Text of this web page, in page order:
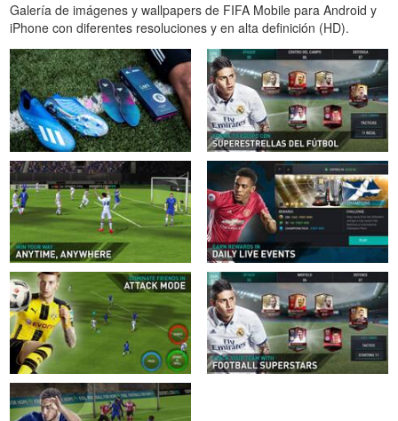
Galería de imágenes y wallpapers de FIFA Mobile para Android y
iPhone con diferentes resoluciones y en alta definición (HD).